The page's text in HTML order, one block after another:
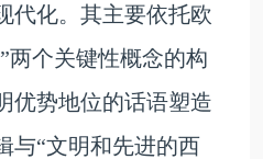
代化。其主要依托欧
两个关键性概念的构
优势地位的话语塑造
与“文明和先进的西